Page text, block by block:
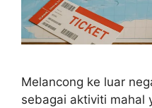
Melancong ke luar
sebagai aktiviti mahal